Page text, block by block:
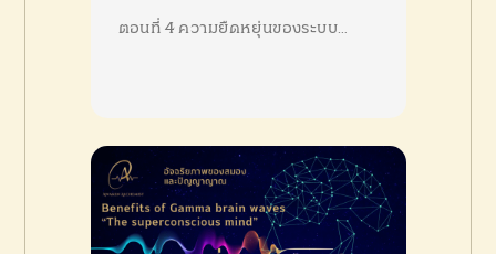
ตอนที่ 4 ความยืดหยุ่นของระบบ…